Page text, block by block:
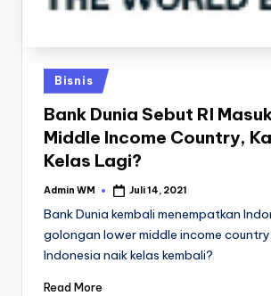
Posted
in
Bisnis
Bank Dunia Sebut RI
Middle Income Country,
Kelas Lagi?
Posted
Admin WM Juli 14, 2021
Bank Dunia kembali menempatkan
golongan lower middle income
Indonesia naik kelas kembali?
Read More